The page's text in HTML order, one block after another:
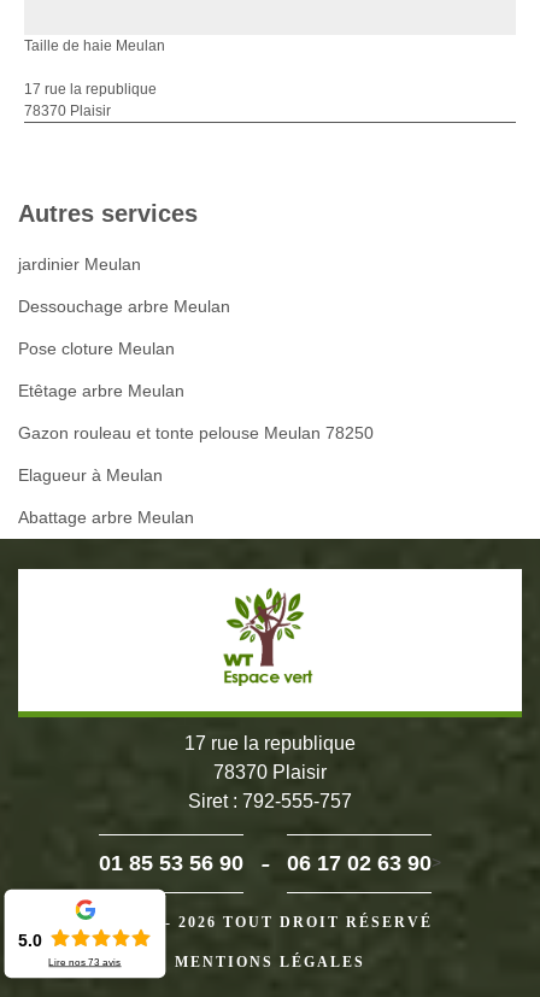
Taille de haie Meulan
17 rue la republique
78370 Plaisir
Autres services
jardinier Meulan
Dessouchage arbre Meulan
Pose cloture Meulan
Etêtage arbre Meulan
Gazon rouleau et tonte pelouse Meulan 78250
Elagueur à Meulan
Abattage arbre Meulan
17 rue la republique
78370 Plaisir
Siret : 792-555-757
01 85 53 56 90 - 06 17 02 63 90>
©2024 - 2026 TOUT DROIT RÉSERVÉ
MENTIONS LÉGALES
5.0
Lire nos73 avis